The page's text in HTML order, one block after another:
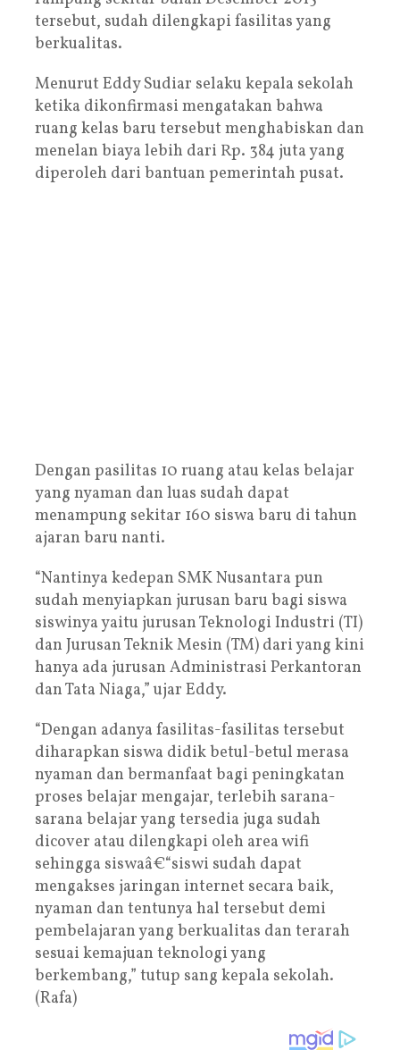
tersebut, sudah dilengkapi fasilitas yang
berkualitas.
Menurut Eddy Sudiar selaku kepala sekolah
ketika dikonfirmasi mengatakan bahwa
ruang kelas baru tersebut menghabiskan dan
menelan biaya lebih dari Rp. 384 juta yang
diperoleh dari bantuan pemerintah pusat.
Dengan pasilitas 10 ruang atau kelas belajar
yang nyaman dan luas sudah dapat
menampung sekitar 160 siswa baru di tahun
ajaran baru nanti.
“Nantinya kedepan SMK Nusantara pun
sudah menyiapkan jurusan baru bagi siswa
siswinya yaitu jurusan Teknologi Industri (TI)
dan Jurusan Teknik Mesin (TM) dari yang kini
hanya ada jurusan Administrasi Perkantoran
dan Tata Niaga,” ujar Eddy.
“Dengan adanya fasilitas-fasilitas tersebut
diharapkan siswa didik betul-betul merasa
nyaman dan bermanfaat bagi peningkatan
proses belajar mengajar, terlebih sarana-
sarana belajar yang tersedia juga sudah
dicover atau dilengkapi oleh area wifi
sehingga siswaâ€“siswi sudah dapat
mengakses jaringan internet secara baik,
nyaman dan tentunya hal tersebut demi
pembelajaran yang berkualitas dan terarah
sesuai kemajuan teknologi yang
berkembang,” tutup sang kepala sekolah.
(Rafa)